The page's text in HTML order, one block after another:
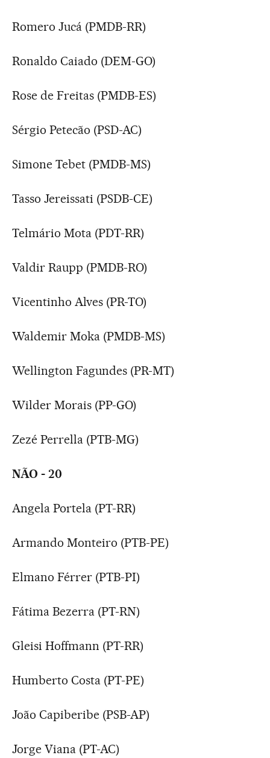
Romero Jucá (PMDB-RR)
Ronaldo Caiado (DEM-GO)
Rose de Freitas (PMDB-ES)
Sérgio Petecão (PSD-AC)
Simone Tebet (PMDB-MS)
Tasso Jereissati (PSDB-CE)
Telmário Mota (PDT-RR)
Valdir Raupp (PMDB-RO)
Vicentinho Alves (PR-TO)
Waldemir Moka (PMDB-MS)
Wellington Fagundes (PR-MT)
Wilder Morais (PP-GO)
Zezé Perrella (PTB-MG)
NÃO - 20
Angela Portela (PT-RR)
Armando Monteiro (PTB-PE)
Elmano Férrer (PTB-PI)
Fátima Bezerra (PT-RN)
Gleisi Hoffmann (PT-RR)
Humberto Costa (PT-PE)
João Capiberibe (PSB-AP)
Jorge Viana (PT-AC)